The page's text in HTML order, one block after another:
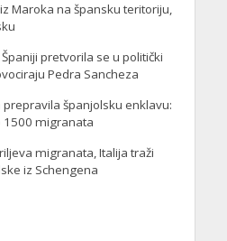
Maroka na špansku teritoriju,
pretvorila se u politički
Pedra Sancheza
španjolsku enklavu:
1500 migranata
migranata, Italija traži
iz Schengena